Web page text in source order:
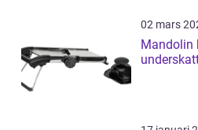
02 mars
Mandolin kökets mest